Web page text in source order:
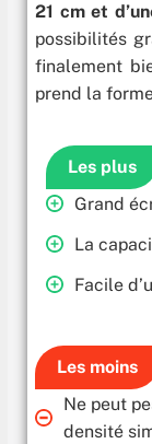
21 cm et
possibilités
finalement
prend la
Les plus
Grand
La
Facile
Les moins
Ne peut
densité